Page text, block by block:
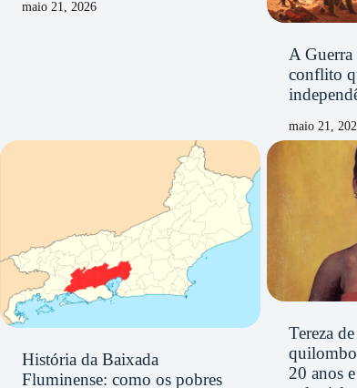
maio 21, 2026
A
conflito
maio 21,
História da Baixada
Fluminense: como os pobres
Tereza
20 anos